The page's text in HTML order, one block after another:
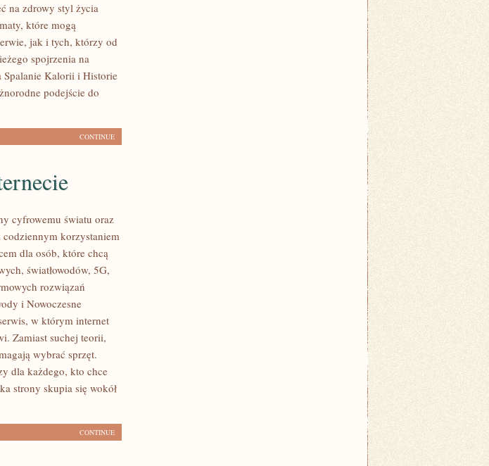
na zdrowy styl życia
które mogą
jak i tych, którzy od
spojrzenia na
Spalanie Kalorii i Historie
podejście do
CONTINUE
cyfrowemu światu oraz
korzystaniem
dla osób, które chcą
światłowodów, 5G,
rozwiązań
i Nowoczesne
w którym internet
Zamiast suchej teorii,
wybrać sprzęt.
dla każdego, kto chce
strony skupia się wokół
CONTINUE